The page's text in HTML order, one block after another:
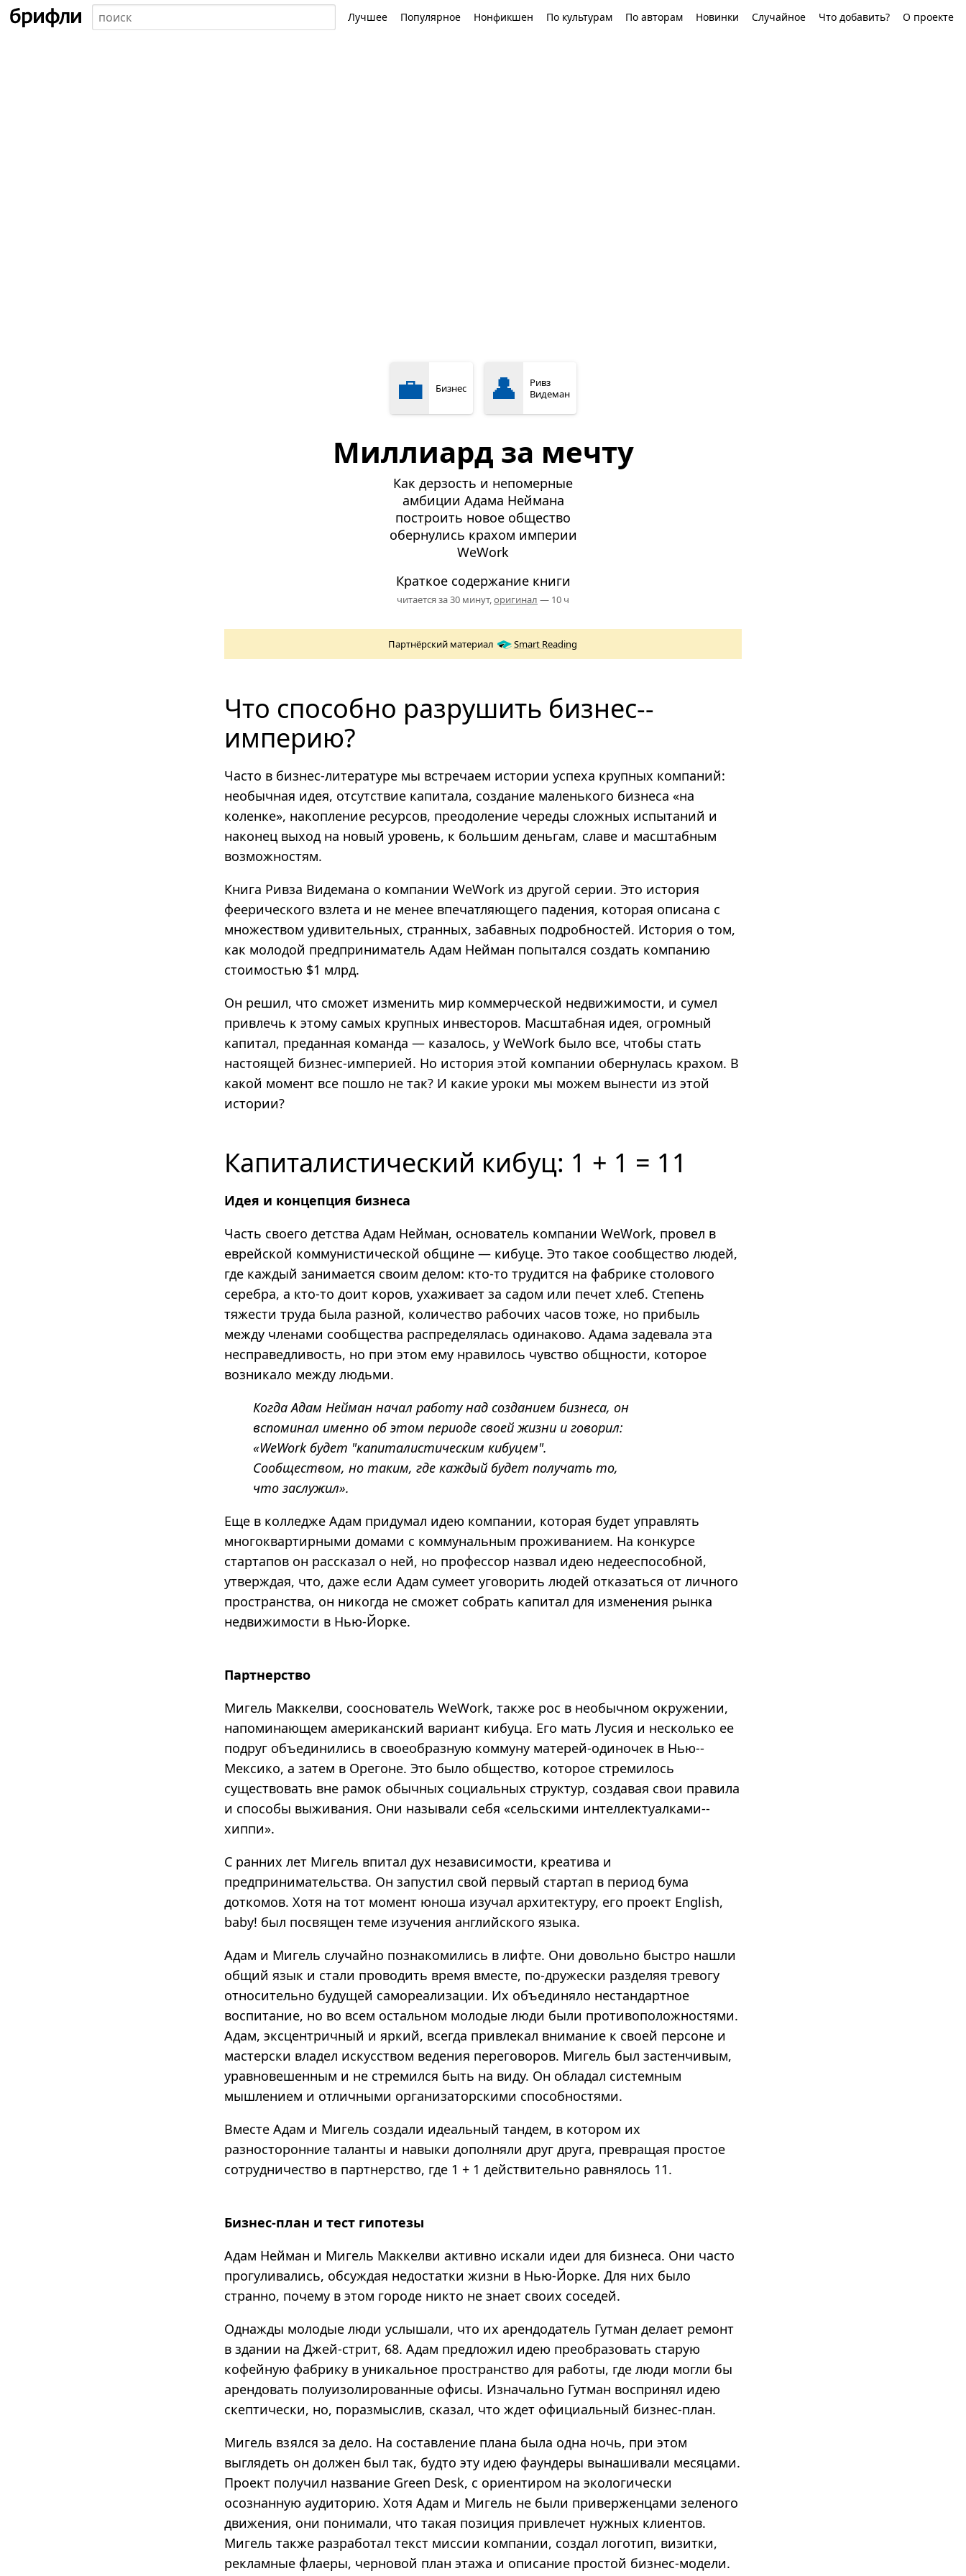
Лучшее Популярное Нонфикшен По культурам По авторам Новинки Случайное Что добавить? О проекте
💼 Бизнес 👤
Ривз
Видеман
Миллиард за мечту
Как дерзость и непомерные
амбиции Адама Неймана
построить новое общество
обернулись крахом империи
WeWork
Краткое содержание книги
читается за 30 минут,оригинал — 10 ч
Партнёрский материал Smart Reading
Что способно разрушить бизнес-­
империю?
Часто в бизнес-­литературе мы встречаем истории успеха крупных компаний:
необычная идея, отсутствие капитала, создание маленького бизнеса «на
коленке», накопление ресурсов, преодоление череды сложных испытаний и
наконец выход на новый уровень, к большим деньгам, славе и масштабным
возможностям.
Книга Ривза Видемана о компании WeWork из другой серии. Это история
феерического взлета и не менее впечатляющего падения, которая описана с
множеством удивительных, странных, забавных подробностей. История о том,
как молодой предприниматель Адам Нейман попытался создать компанию
стоимостью $1 млрд.
Он решил, что сможет изменить мир коммерческой недвижимости, и сумел
привлечь к этому самых крупных инвесторов. Масштабная идея, огромный
капитал, преданная команда — казалось, у WeWork было все, чтобы стать
настоящей бизнес-­империей. Но история этой компании обернулась крахом. В
какой момент все пошло не так? И какие уроки мы можем вынести из этой
истории?
Капиталистический кибуц: 1 + 1 = 11
Идея и концепция бизнеса
Часть своего детства Адам Нейман, основатель компании WeWork, провел в
еврейской коммунистической общине — кибуце. Это такое сообщество людей,
где каждый занимается своим делом: кто‑то трудится на фабрике столового
серебра, а кто‑то доит коров, ухаживает за садом или печет хлеб. Степень
тяжести труда была разной, количество рабочих часов тоже, но прибыль
между членами сообщества распределялась одинаково. Адама задевала эта
несправедливость, но при этом ему нравилось чувство общности, которое
возникало между людьми.
Когда Адам Нейман начал работу над созданием бизнеса, он
вспоминал именно об этом периоде своей жизни и говорил:
«WeWork будет "капиталистическим кибуцем".
Сообществом, но таким, где каждый будет получать то,
что заслужил».
Еще в колледже Адам придумал идею компании, которая будет управлять
многоквартирными домами с коммунальным проживанием. На конкурсе
стартапов он рассказал о ней, но профессор назвал идею недееспособной,
утверждая, что, даже если Адам сумеет уговорить людей отказаться от личного
пространства, он никогда не сможет собрать капитал для изменения рынка
недвижимости в Нью-­Йорке.
Партнерство
Мигель Маккелви, сооснователь WeWork, также рос в необычном окружении,
напоминающем американский вариант кибуца. Его мать Лусия и несколько ее
подруг объединились в своеобразную коммуну матерей-­одиночек в Нью-­
Мексико, а затем в Орегоне. Это было общество, которое стремилось
существовать вне рамок обычных социальных структур, создавая свои правила
и способы выживания. Они называли себя «сельскими интеллектуалками-­
хиппи».
С ранних лет Мигель впитал дух независимости, креатива и
предпринимательства. Он запустил свой первый стартап в период бума
доткомов. Хотя на тот момент юноша изучал архитектуру, его проект English,
baby! был посвящен теме изучения английского языка.
Адам и Мигель случайно познакомились в лифте. Они довольно быстро нашли
общий язык и стали проводить время вместе, по-­дружески разделяя тревогу
относительно будущей самореализации. Их объединяло нестандартное
воспитание, но во всем остальном молодые люди были противоположностями.
Адам, эксцентричный и яркий, всегда привлекал внимание к своей персоне и
мастерски владел искусством ведения переговоров. Мигель был застенчивым,
уравновешенным и не стремился быть на виду. Он обладал системным
мышлением и отличными организаторскими способностями.
Вместе Адам и Мигель создали идеальный тандем, в котором их
разносторонние таланты и навыки дополняли друг друга, превращая простое
сотрудничество в партнерство, где 1 + 1 действительно равнялось 11.
Бизнес-план и тест гипотезы
Адам Нейман и Мигель Маккелви активно искали идеи для бизнеса. Они часто
прогуливались, обсуждая недостатки жизни в Нью-­Йорке. Для них было
странно, почему в этом городе никто не знает своих соседей.
Однажды молодые люди услышали, что их арендодатель Гутман делает ремонт
в здании на Джей-стрит, 68. Адам предложил идею преобразовать старую
кофейную фабрику в уникальное пространство для работы, где люди могли бы
арендовать полуизолированные офисы. Изначально Гутман воспринял идею
скептически, но, поразмыслив, сказал, что ждет официальный бизнес-план.
Мигель взялся за дело. На составление плана была одна ночь, при этом
выглядеть он должен был так, будто эту идею фаундеры вынашивали месяцами.
Проект получил название Green Desk, с ориентиром на экологически
осознанную аудиторию. Хотя Адам и Мигель не были приверженцами зеленого
движения, они понимали, что такая позиция привлечет нужных клиентов.
Мигель также разработал текст миссии компании, создал логотип, визитки,
рекламные флаеры, черновой план этажа и описание простой бизнес-­модели.